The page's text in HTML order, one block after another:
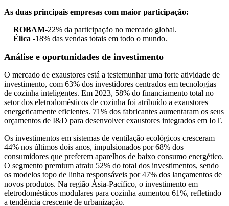
As duas principais empresas com maior participação:
ROBAM-22% da participação no mercado global.
Élica -18% das vendas totais em todo o mundo.
Análise e oportunidades de investimento
O mercado de exaustores está a testemunhar uma forte atividade de
investimento, com 63% dos investidores centrados em tecnologias
de cozinha inteligentes. Em 2023, 58% do financiamento total no
setor dos eletrodomésticos de cozinha foi atribuído a exaustores
energeticamente eficientes. 71% dos fabricantes aumentaram os seus
orçamentos de I&D para desenvolver exaustores integrados em IoT.
Os investimentos em sistemas de ventilação ecológicos cresceram
44% nos últimos dois anos, impulsionados por 68% dos
consumidores que preferem aparelhos de baixo consumo energético.
O segmento premium atraiu 52% do total dos investimentos, sendo
os modelos topo de linha responsáveis ​​por 47% dos lançamentos de
novos produtos. Na região Ásia-Pacífico, o investimento em
eletrodomésticos modulares para cozinha aumentou 61%, refletindo
a tendência crescente de urbanização.